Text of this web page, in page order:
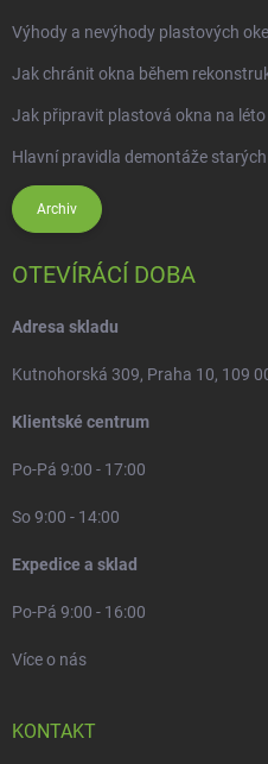
Výhody a nevýhody plastových
Jak chránit okna během
Jak připravit plastová okna na léto
Hlavní pravidla demontáže
Archiv
OTEVÍRÁCÍ DOBA
Adresa skladu
Kutnohorská 309, Praha 10, 109
Klientské centrum
Po-Pá 9:00 - 17:00
So 9:00 - 14:00
Expedice a sklad
Po-Pá 9:00 - 16:00
Více o nás
KONTAKT